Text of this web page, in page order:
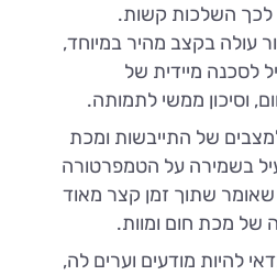
לכך השלכות קשות.
עולה בקצב מהיר במיוחד,
לסכנה מיידית של
וסיכון ממשי לתמותה.
של התייבשות ומכת
בשמירה על הטמפרטורה
שתוך זמן קצר מאוד
של מכת חום ומוות.
להיות מודעים וערים לה,